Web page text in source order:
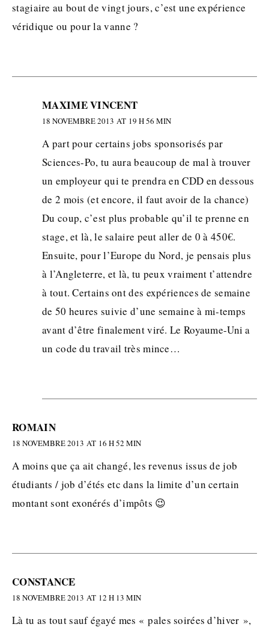
stagiaire au bout de vingt jours, c’est une expérience
véridique ou pour la vanne ?
MAXIME VINCENT
18 NOVEMBRE 2013 AT 19 H 56 MIN
A part pour certains jobs sponsorisés par
Sciences-Po, tu aura beaucoup de mal à trouver
un employeur qui te prendra en CDD en dessous
de 2 mois (et encore, il faut avoir de la chance)
Du coup, c’est plus probable qu’il te prenne en
stage, et là, le salaire peut aller de 0 à 450€.
Ensuite, pour l’Europe du Nord, je pensais plus
à l’Angleterre, et là, tu peux vraiment t’attendre
à tout. Certains ont des expériences de semaine
de 50 heures suivie d’une semaine à mi-temps
avant d’être finalement viré. Le Royaume-Uni a
un code du travail très mince…
ROMAIN
18 NOVEMBRE 2013 AT 16 H 52 MIN
A moins que ça ait changé, les revenus issus de job
étudiants / job d’étés etc dans la limite d’un certain
montant sont exonérés d’impôts 😉
CONSTANCE
18 NOVEMBRE 2013 AT 12 H 13 MIN
Là tu as tout sauf égayé mes « pales soirées d’hiver »,